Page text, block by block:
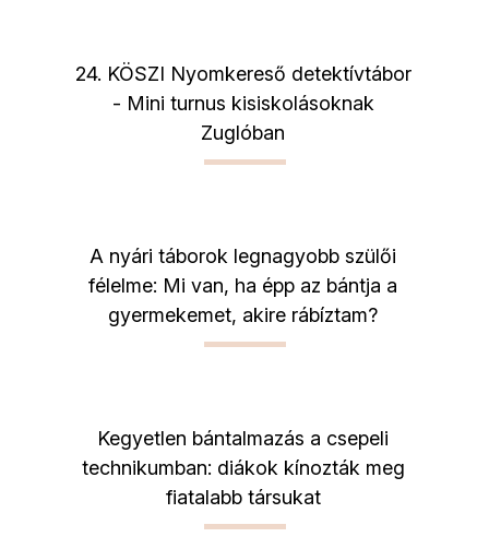
24. KÖSZI Nyomkereső detektívtábor
- Mini turnus kisiskolásoknak
Zuglóban
A nyári táborok legnagyobb szülői
félelme: Mi van, ha épp az bántja a
gyermekemet, akire rábíztam?
Kegyetlen bántalmazás a csepeli
technikumban: diákok kínozták meg
fiatalabb társukat